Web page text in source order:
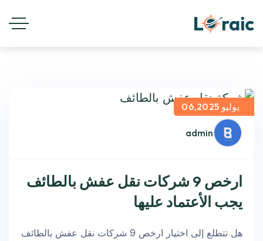
admin
يوليو 06,2025
ارخص 9 شركات نقل عفش بالطائف
يجب الأعتماد عليها
هل تتطلع إلى اختيار ارخص 9 شركات نقل عفش بالطائف